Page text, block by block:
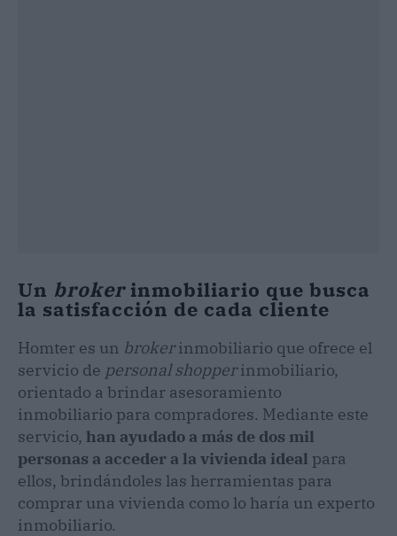
Un brokerinmobiliario que busca
la satisfacción de cada cliente
Homter es un brokerinmobiliario que ofrece el
servicio de personal shopperinmobiliario,
orientado a brindar asesoramiento
inmobiliario para compradores. Mediante este
servicio, han ayudado a más de dos mil
personas a acceder a la vivienda ideal para
ellos, brindándoles las herramientas para
comprar una vivienda como lo haría un experto
inmobiliario.